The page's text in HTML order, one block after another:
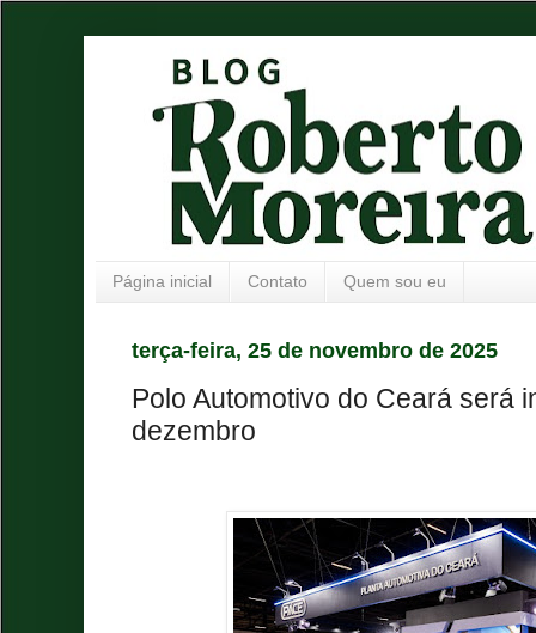
Página inicial Contato Quem sou eu
terça-feira, 25 de novembro de 2025
Polo Automotivo do Ceará será
dezembro